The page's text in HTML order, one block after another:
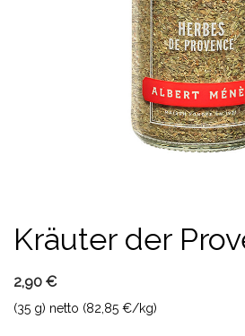
Kräuter der
2,90 €
(35 g) netto (82,85 €/kg)